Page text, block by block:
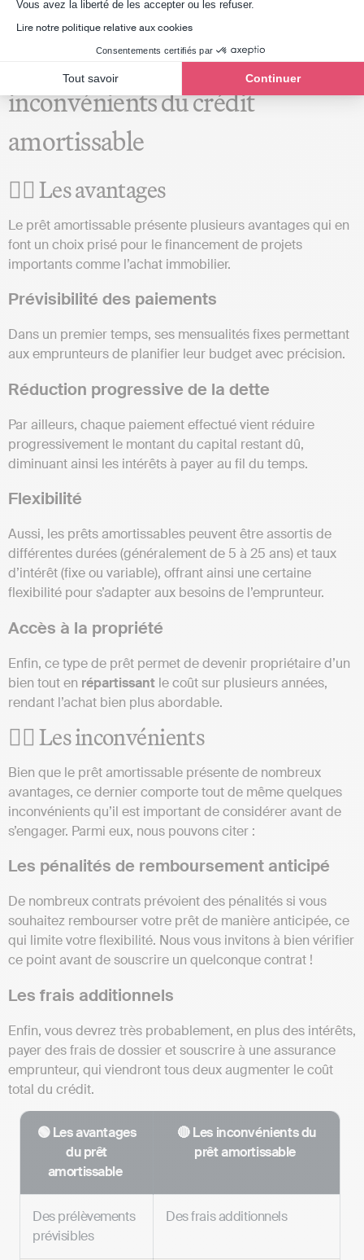
Vous avez la liberté de les accepter ou les refuser.
Lire notre politique relative aux cookies
Consentements certifiés par
Tout savoir Continuer
Les avantages et les
inconvénients du crédit
amortissable
👍🏼 Les avantages
Le prêt amortissable présente plusieurs avantages qui en
font un choix prisé pour le financement de projets
importants comme l’achat immobilier.
Prévisibilité des paiements
Dans un premier temps, ses mensualités fixes permettant
aux emprunteurs de planifier leur budget avec précision.
Réduction progressive de la dette
Par ailleurs, chaque paiement effectué vient réduire
progressivement le montant du capital restant dû,
diminuant ainsi les intérêts à payer au fil du temps.
Flexibilité
Aussi, les prêts amortissables peuvent être assortis de
différentes durées (généralement de 5 à 25 ans) et taux
d’intérêt (fixe ou variable), offrant ainsi une certaine
flexibilité pour s’adapter aux besoins de l’emprunteur.
Accès à la propriété
Enfin, ce type de prêt permet de devenir propriétaire d’un
bien tout en répartissant le coût sur plusieurs années,
rendant l’achat bien plus abordable.
👎🏼 Les inconvénients
Bien que le prêt amortissable présente de nombreux
avantages, ce dernier comporte tout de même quelques
inconvénients qu’il est important de considérer avant de
s’engager. Parmi eux, nous pouvons citer :
Les pénalités de remboursement anticipé
De nombreux contrats prévoient des pénalités si vous
souhaitez rembourser votre prêt de manière anticipée, ce
qui limite votre flexibilité. Nous vous invitons à bien vérifier
ce point avant de souscrire un quelconque contrat !
Les frais additionnels
Enfin, vous devrez très probablement, en plus des intérêts,
payer des frais de dossier et souscrire à une assurance
emprunteur, qui viendront tous deux augmenter le coût
total du crédit.
🟢 Les avantages
du prêt
amortissable
🔴 Les inconvénients du
prêt amortissable
Des prélèvements
prévisibles
Des frais additionnels